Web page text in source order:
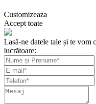
Customizeaza
Accept toate
Lasă-ne datele tale și te vom
lucrătoare: